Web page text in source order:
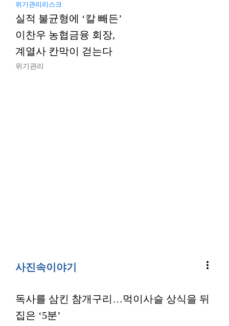
위기관리리스크
실적 불균형에 ‘칼 빼든’
이찬우 농협금융 회장,
계열사 칸막이 걷는다
위기관리
사진속이야기 more_vert
독사를 삼킨 참개구리…먹이사슬 상식을 뒤
집은 ‘5분’